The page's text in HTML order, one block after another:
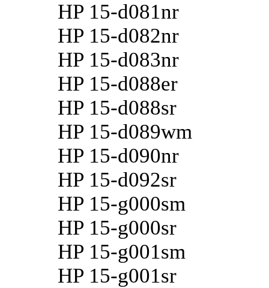
HP 15-d081nr
HP 15-d082nr
HP 15-d083nr
HP 15-d088er
HP 15-d088sr
HP 15-d089wm
HP 15-d090nr
HP 15-d092sr
HP 15-g000sm
HP 15-g000sr
HP 15-g001sm
HP 15-g001sr